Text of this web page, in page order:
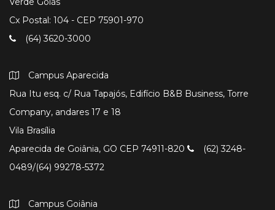
Cx Postal: 104 - CEP 75901-970
(64) 3620-3000
Campus Aparecida
Rua Itu esq. c/ Rua Tapajós, Edifício B&B Business, Torre
Company, andares 17 e 18
Vila Brasília
Aparecida de Goiânia, GO CEP 74911-820
(62) 3248-
0489/(64) 99278-5372
Campus Goiânia